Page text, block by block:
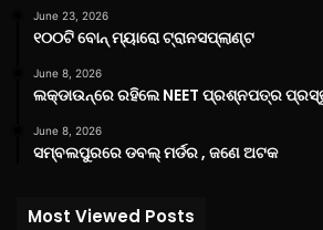
June 23, 2026
୧୦୦ଟି ବୋନ୍ ମ୍ୟାରୋ ଟ୍ରାନସପ୍ଲାଣ୍ଟ
June 8, 2026
ଲକ୍‌ଡାଉନ୍‌ରେ ରହିଲେ NEET ପ୍ରଶ୍ନପତ୍ର
June 8, 2026
ସମ୍ବଲପୁରରେ ଡବଲ୍ ମର୍ଡର , ଜଣେ ଅଟକ
Most Viewed Posts